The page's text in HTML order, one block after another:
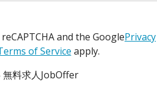
and the GooglePrivacy
of Service apply.
料求人JobOffer